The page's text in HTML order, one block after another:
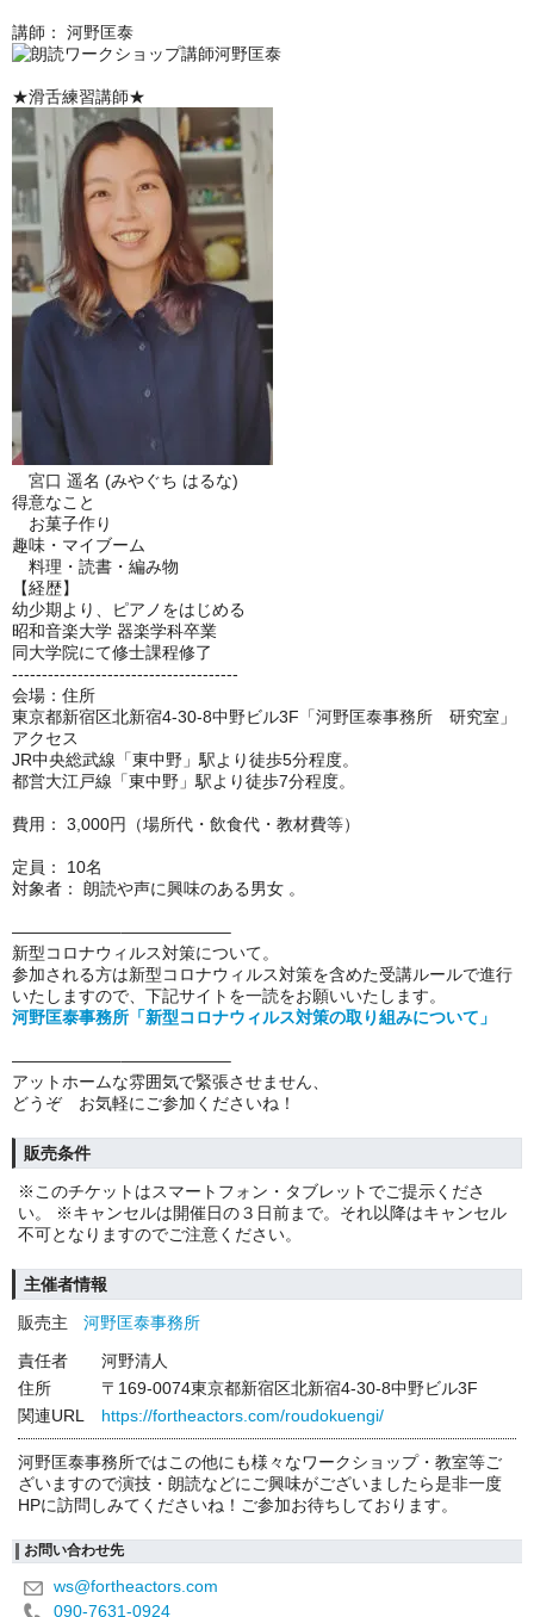
講師： 河野匡泰
★滑舌練習講師★
宮口 遥名 (みやぐち はるな)
得意なこと
お菓子作り
趣味・マイブーム
料理・読書・編み物
【経歴】
幼少期より、ピアノをはじめる
昭和音楽大学 器楽学科卒業
同大学院にて修士課程修了
--------------------------------------
会場：住所
東京都新宿区北新宿4-30-8中野ビル3F「河野匡泰事務所 研究室」
アクセス
JR中央総武線「東中野」駅より徒歩5分程度。
都営大江戸線「東中野」駅より徒歩7分程度。
費用： 3,000円（場所代・飲食代・教材費等）
定員： 10名
対象者： 朗読や声に興味のある男女 。
——————–——————–
新型コロナウィルス対策について。
参加される方は新型コロナウィルス対策を含めた受講ルールで進行
いたしますので、下記サイトを一読をお願いいたします。
河野匡泰事務所「新型コロナウィルス対策の取り組みについて」
——————–——————–
アットホームな雰囲気で緊張させません、
どうぞ お気軽にご参加くださいね！
販売条件
※このチケットはスマートフォン・タブレットでご提示くださ
い。 ※キャンセルは開催日の３日前まで。それ以降はキャンセル
不可となりますのでご注意ください。
主催者情報
販売主
河野匡泰事務所
責任者
河野清人
住所
〒169-0074東京都新宿区北新宿4-30-8中野ビル3F
関連URL
https://fortheactors.com/roudokuengi/
河野匡泰事務所ではこの他にも様々なワークショップ・教室等ご
ざいますので演技・朗読などにご興味がございましたら是非一度
HPに訪問しみてくださいね！ご参加お待ちしております。
お問い合わせ先
ws@fortheactors.com
090-7631-0924